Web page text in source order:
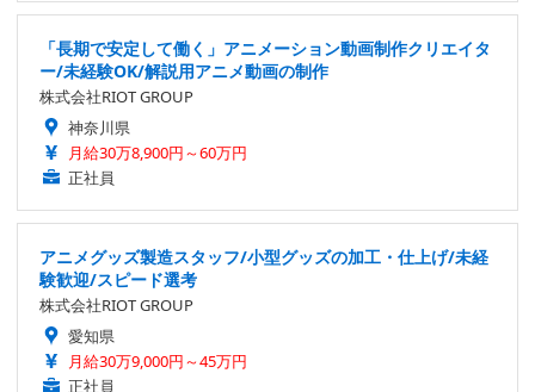
「長期で安定して働く」アニメーション動画制作クリエイタ
ー/未経験OK/解説用アニメ動画の制作
株式会社RIOT GROUP
神奈川県
月給30万8,900円～60万円
正社員
アニメグッズ製造スタッフ/小型グッズの加工・仕上げ/未経
験歓迎/スピード選考
株式会社RIOT GROUP
愛知県
月給30万9,000円～45万円
正社員